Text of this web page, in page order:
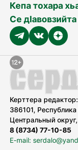
Кепа тохара
Се
Керттера
386101,
Центральный
8 (8734) 77-10-85
E-mail: